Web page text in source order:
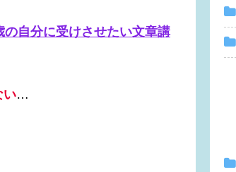
の自分に受けさせたい文章講
い…